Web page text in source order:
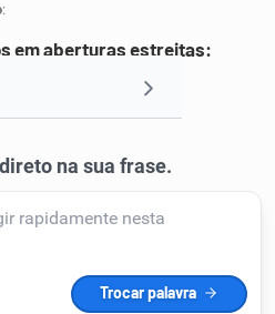
:
em aberturas estreitas: